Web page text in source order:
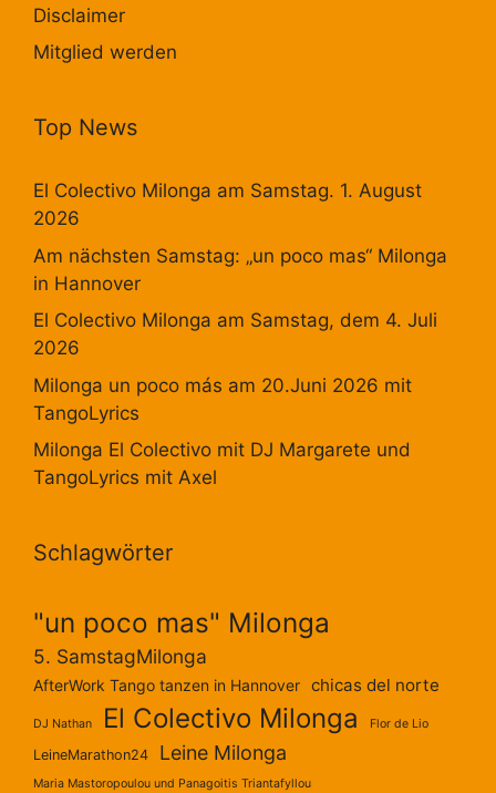
Disclaimer
Mitglied werden
Top News
El Colectivo Milonga am Samstag. 1. August
2026
Am nächsten Samstag: „un poco mas“ Milonga
in Hannover
El Colectivo Milonga am Samstag, dem 4. Juli
2026
Milonga un poco más am 20.Juni 2026 mit
TangoLyrics
Milonga El Colectivo mit DJ Margarete und
TangoLyrics mit Axel
Schlagwörter
"un poco mas" Milonga
5. SamstagMilonga
AfterWork Tango tanzen in Hannover chicas del norte
DJ Nathan El Colectivo Milonga Flor de Lio
LeineMarathon24 Leine Milonga
Maria Mastoropoulou und Panagoitis Triantafyllou